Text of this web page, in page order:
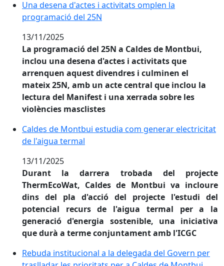
Una desena d'actes i activitats omplen la
Una desena d'actes i activitats omplen la
programació del 25N
13/11/2025
La programació del 25N a Caldes de Montbui,
inclou una desena d'actes i activitats que
arrenquen aquest divendres i culminen el
mateix 25N, amb un acte central que inclou la
lectura del Manifest i una xerrada sobre les
violències masclistes
Caldes de Montbui estudia com generar electricitat
Caldes de Montbui estudia com generar electricitat
de l'aigua termal
13/11/2025
Durant la darrera trobada del projecte
ThermEcoWat, Caldes de Montbui va incloure
dins del pla d'acció del projecte l'estudi del
potencial recurs de l'aigua termal per a la
generació d'energia sostenible, una iniciativa
que durà a terme conjuntament amb l'ICGC
Rebuda institucional a la delegada del Govern per
Rebuda institucional a la delegada del Govern per